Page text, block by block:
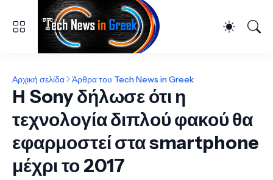
Αρχική σελίδα Άρθρα του Tech News in Greek
Η Sony δήλωσε ότι η
τεχνολογία διπλού φακού θα
εφαρμοστεί στα smartphone
μέχρι το 2017